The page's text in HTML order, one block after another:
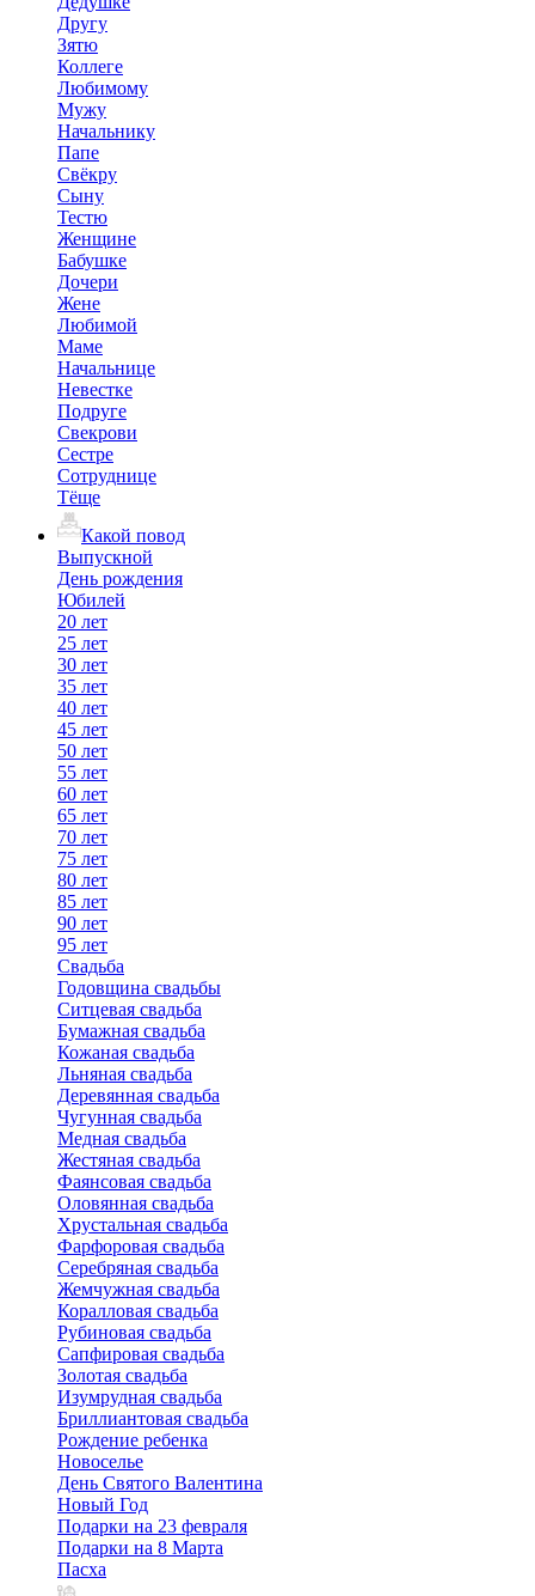
Другу
Зятю
Коллеге
Любимому
Мужу
Начальнику
Папе
Свёкру
Сыну
Тестю
Женщине
Бабушке
Дочери
Жене
Любимой
Маме
Начальнице
Невестке
Подруге
Свекрови
Сестре
Сотруднице
Тёще
Какой повод
Выпускной
День рождения
Юбилей
20 лет
25 лет
30 лет
35 лет
40 лет
45 лет
50 лет
55 лет
60 лет
65 лет
70 лет
75 лет
80 лет
85 лет
90 лет
95 лет
Свадьба
Годовщина свадьбы
Ситцевая свадьба
Бумажная свадьба
Кожаная свадьба
Льняная свадьба
Деревянная свадьба
Чугунная свадьба
Медная свадьба
Жестяная свадьба
Фаянсовая свадьба
Оловянная свадьба
Хрустальная свадьба
Фарфоровая свадьба
Серебряная свадьба
Жемчужная свадьба
Коралловая свадьба
Рубиновая свадьба
Сапфировая свадьба
Золотая свадьба
Изумрудная свадьба
Бриллиантовая свадьба
Рождение ребенка
Новоселье
День Святого Валентина
Новый Год
Подарки на 23 февраля
Подарки на 8 Марта
Пасха